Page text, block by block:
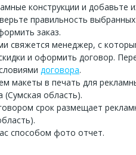
конструкции и добавьте
правильность
заказ.
свяжется менеджер, с
и оформить договор.
договора.
макеты в печать для
(Сумская область).
срок размещает
способом фото отчет.